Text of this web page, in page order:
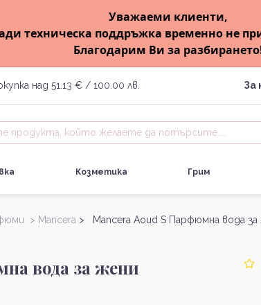
Уважаеми клиенти,
техническа поддръжка временно не
Благодарим Ви за
над 51.13 € / 100.00 лв. За
Козметика Грим
> Mancera > Mancera Aoud S Парфюмна вода за
вода за жени